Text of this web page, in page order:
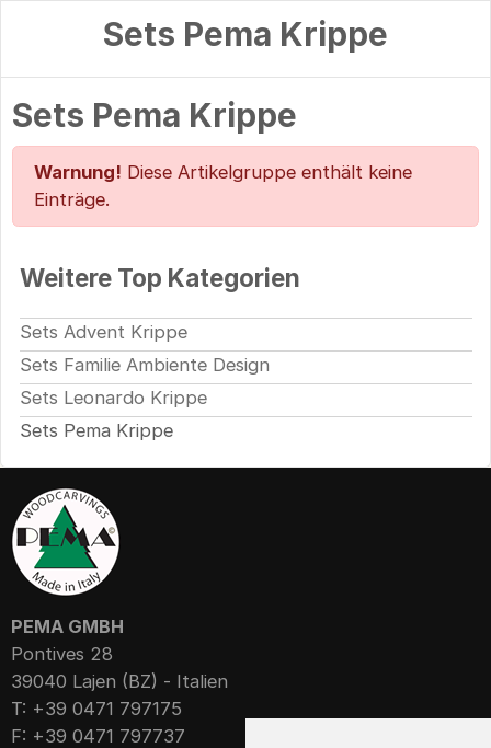
Sets Pema Krippe
Sets Pema Krippe
Warnung! Diese Artikelgruppe enthält keine
Einträge.
Weitere Top Kategorien
Sets Advent Krippe
Sets Familie Ambiente Design
Sets Leonardo Krippe
Sets Pema Krippe
PEMA GMBH
Pontives 28
39040 Lajen (BZ) - Italien
T: +39 0471 797175
F: +39 0471 797737